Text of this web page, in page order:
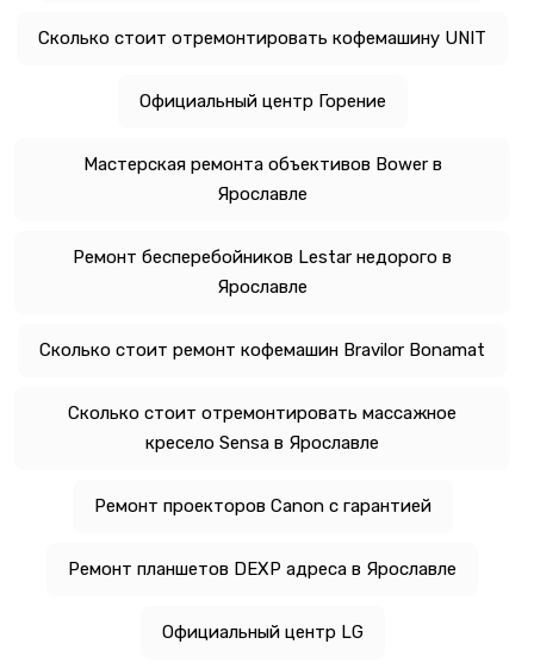
Сколько стоит отремонтировать кофемашину UNIT
Официальный центр Горение
Мастерская ремонта объективов Bower в
Ярославле
Ремонт бесперебойников Lestar недорого в
Ярославле
Сколько стоит ремонт кофемашин Bravilor Bonamat
Сколько стоит отремонтировать массажное
кресело Sensa в Ярославле
Ремонт проекторов Canon с гарантией
Ремонт планшетов DEXP адреса в Ярославле
Официальный центр LG